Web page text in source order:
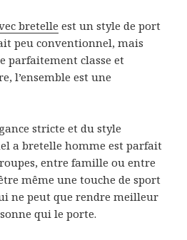
bretelle est un style de port
peu conventionnel, mais
parfaitement classe et
l’ensemble est une
stricte et du style
a bretelle homme est parfait
entre famille ou entre
même une touche de sport
ne peut que rendre meilleur
qui le porte.